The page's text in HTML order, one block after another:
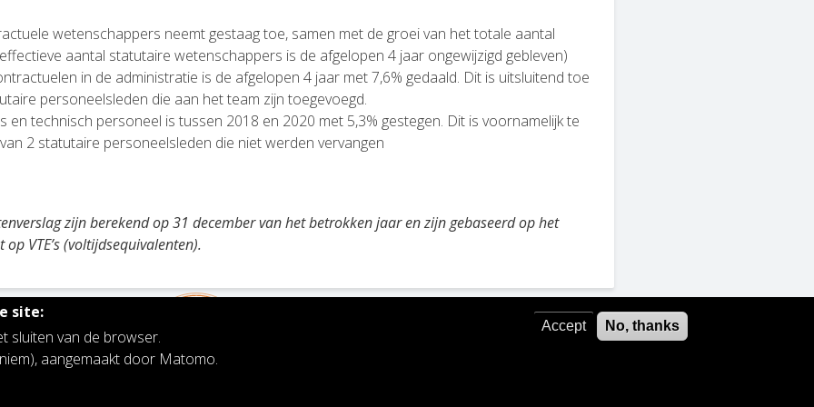
wetenschappers neemt gestaag toe, samen met de groei van het totale aantal
aantal statutaire wetenschappers is de afgelopen 4 jaar ongewijzigd gebleven)
in de administratie is de afgelopen 4 jaar met 7,6% gedaald. Dit is uitsluitend toe
personeelsleden die aan het team zijn toegevoegd.
en technisch personeel is tussen 2018 en 2020 met 5,3% gestegen. Dit is voornamelijk te
2 statutaire personeelsleden die niet werden vervangen
zijn berekend op 31 december van het betrokken jaar en zijn gebaseerd op het
VTE’s (voltijdsequivalenten).
site:
sluiten van de browser.
aangemaakt door Matomo.
Accept No, thanks